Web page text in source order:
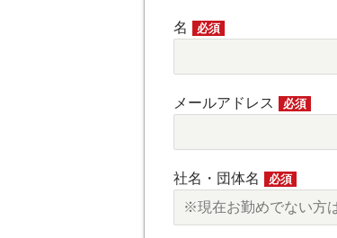
名 必須
メールアドレス 必須
社名・団体名 必須